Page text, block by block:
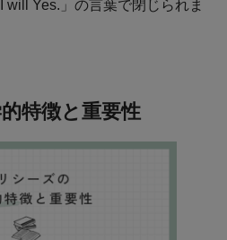
will Yes.」の言葉で閉じられま
特徴と重要性